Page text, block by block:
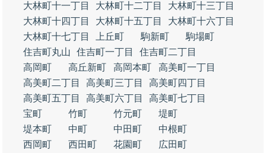
大林町十一丁目
大林町十二丁目
大林町十三丁目
大林町十四丁目
大林町十五丁目
大林町十六丁目
大林町十七丁目
上丘町 駒新町
駒場町
住吉町丸山
住吉町一丁目
住吉町二丁目
高岡町
高丘新町 高岡本町
高美町一丁目
高美町二丁目
高美町三丁目
高美町四丁目
高美町五丁目
高美町六丁目
高美町七丁目
宝町
竹町 竹元町
堤町
堤本町
中町 中田町
中根町
西岡町
西田町 花園町
広田町